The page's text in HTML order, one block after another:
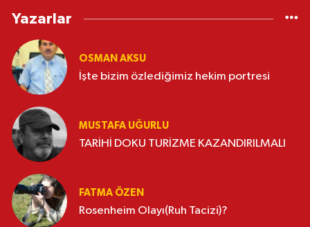
Yazarlar
OSMAN AKSU
İşte bizim özlediğimiz hekim portresi
MUSTAFA UĞURLU
TARİHİ DOKU TURİZME KAZANDIRILMALI
FATMA ÖZEN
Rosenheim Olayı(Ruh Tacizi)?